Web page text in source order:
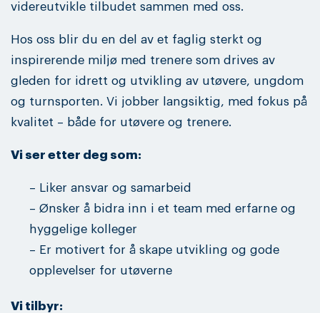
videreutvikle tilbudet sammen med oss.
Hos oss blir du en del av et faglig sterkt og
inspirerende miljø med trenere som drives av
gleden for idrett og utvikling av utøvere, ungdom
og turnsporten. Vi jobber langsiktig, med fokus på
kvalitet – både for utøvere og trenere.
Vi ser etter deg som:
– Liker ansvar og samarbeid
– Ønsker å bidra inn i et team med erfarne og
hyggelige kolleger
– Er motivert for å skape utvikling og gode
opplevelser for utøverne
Vi tilbyr: